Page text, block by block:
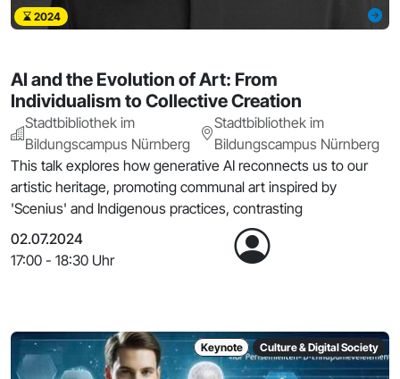
2024
AI and the Evolution of Art: From
Individualism to Collective Creation
Stadtbibliothek im
Bildungscampus Nürnberg
Stadtbibliothek im
Bildungscampus Nürnberg
This talk explores how generative AI reconnects us to our
artistic heritage, promoting communal art inspired by
'Scenius' and Indigenous practices, contrasting
02.07.2024
17:00 - 18:30 Uhr
Keynote Culture & Digital Society